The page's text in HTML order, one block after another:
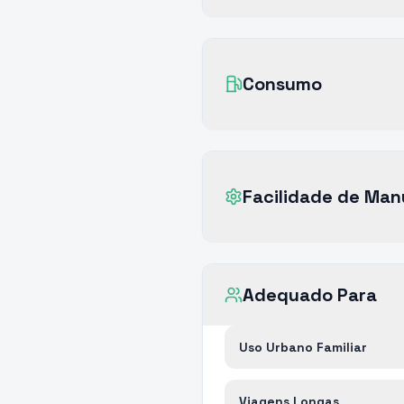
Consumo
Facilidade de
Adequado Para
Uso Urbano Familiar